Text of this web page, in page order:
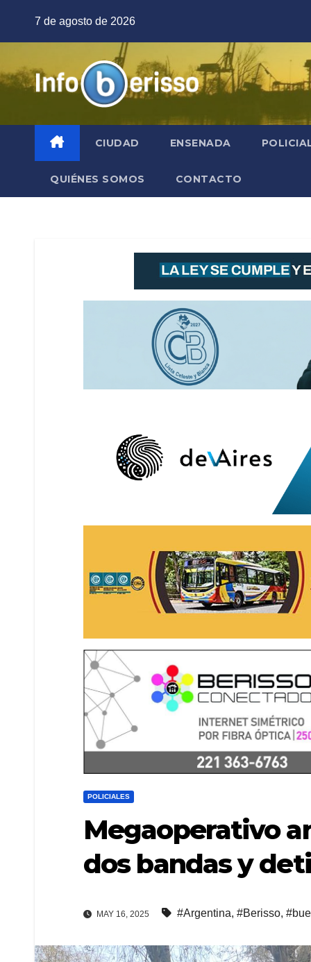
7 de agosto de 2026
CIUDAD ENSENADA
QUIÉNES SOMOS CONTACTO
POLICIALES
Megaoperativo
dos bandas y
MAY 16, 2025 #Argentina, #Berisso,